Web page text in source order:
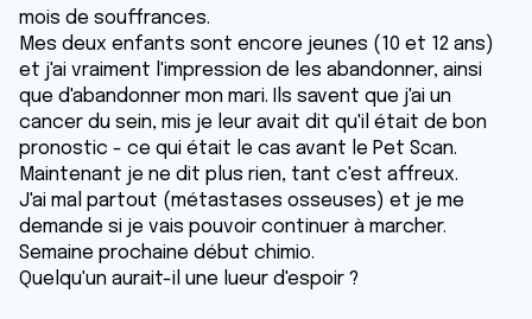
mois de souffrances.
Mes deux enfants sont encore jeunes (10 et 12 ans)
et j'ai vraiment l'impression de les abandonner, ainsi
que d'abandonner mon mari. Ils savent que j'ai un
cancer du sein, mis je leur avait dit qu'il était de bon
pronostic - ce qui était le cas avant le Pet Scan.
Maintenant je ne dit plus rien, tant c'est affreux.
J'ai mal partout (métastases osseuses) et je me
demande si je vais pouvoir continuer à marcher.
Semaine prochaine début chimio.
Quelqu'un aurait-il une lueur d'espoir ?